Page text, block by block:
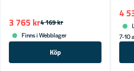
4 169 kr
3 765 kr
Finns i Webblager
Köp
4
7-10